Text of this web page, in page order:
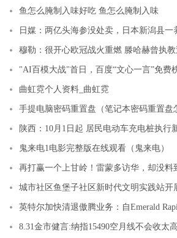
鱼怎么腌制入味好吃 鱼怎么腌制入味
日媒：两亿头海参没处卖，日本新潟县一
穆勒：很开心欧冠战火重燃 滕哈赫曾执
曲虹霓个人资料_曲虹霓
手提电脑密码重置盘（笔记本密码重置盘
陕西：10月1日起 居民电动车充电桩执行
鬼来电1电影完整版在线观看（鬼来电）
8.31金市健言:纳指15490空月线不会收太